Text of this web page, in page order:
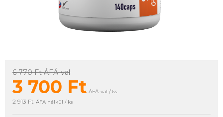
6 770 FtÁFÁ-val
3 700 Ft ÁFÁ-val / ks
2 913 Ft ÁFA nélkül / ks